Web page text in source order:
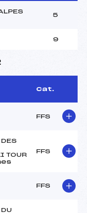
5
9
Cat.
FFS
DES
TOUR
FFS
FFS